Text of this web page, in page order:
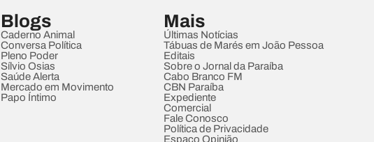
Blogs
Caderno Animal
Conversa Política
Pleno Poder
Sílvio Osias
Saúde Alerta
Mercado em Movimento
Papo Íntimo
Mais
Últimas Notícias
Tábuas de Marés em João Pessoa
Editais
Sobre o Jornal da Paraíba
Cabo Branco FM
CBN Paraíba
Expediente
Comercial
Fale Conosco
Política de Privacidade
Espaço Opinião